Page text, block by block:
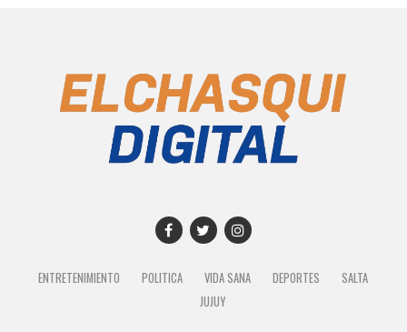
ENTRETENIMIENTO POLITICA VIDA SANA DEPORTES
SALTA
JUJUY